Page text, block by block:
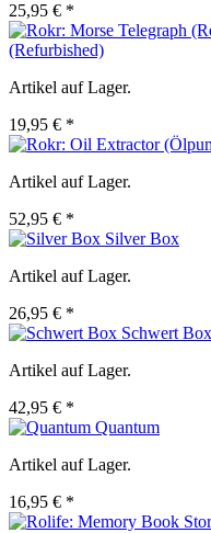
25,95 € *
(Refurbished)
Artikel auf Lager.
19,95 € *
Artikel auf Lager.
52,95 € *
Silver Box
Artikel auf Lager.
26,95 € *
Schwert Box
Artikel auf Lager.
42,95 € *
Quantum
Artikel auf Lager.
16,95 € *